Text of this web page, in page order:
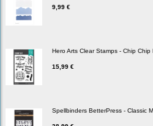
9,99 €
Hero Arts Clear Stamps - Chip Chip
15,99 €
Spellbinders BetterPress - Classic